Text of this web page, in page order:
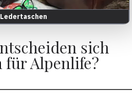
Ledertaschen
sich
für Alpenlife?